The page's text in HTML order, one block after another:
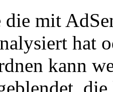
mit
hat
kann